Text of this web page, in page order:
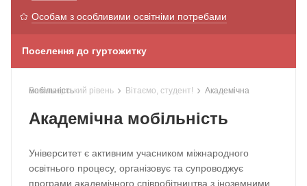
Особам з особливими освітніми потребами
Поселення до гуртожитку
Бакалаврський рівень › Вітаємо, студент! ›
Академічна мобільність
Академічна мобільність
Університет є активним учасником міжнародного
освітнього процесу, організовує та супроводжує
програми академічного співробітництва з іноземними